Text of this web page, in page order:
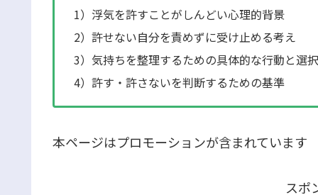
1）浮気を許すことがしんどい心理的背景
2）許せない自分を責めずに受け止める考え
3）気持ちを整理するための具体的な行動と選
4）許す・許さないを判断するための基準
本ページはプロモーションが含まれています
スポ